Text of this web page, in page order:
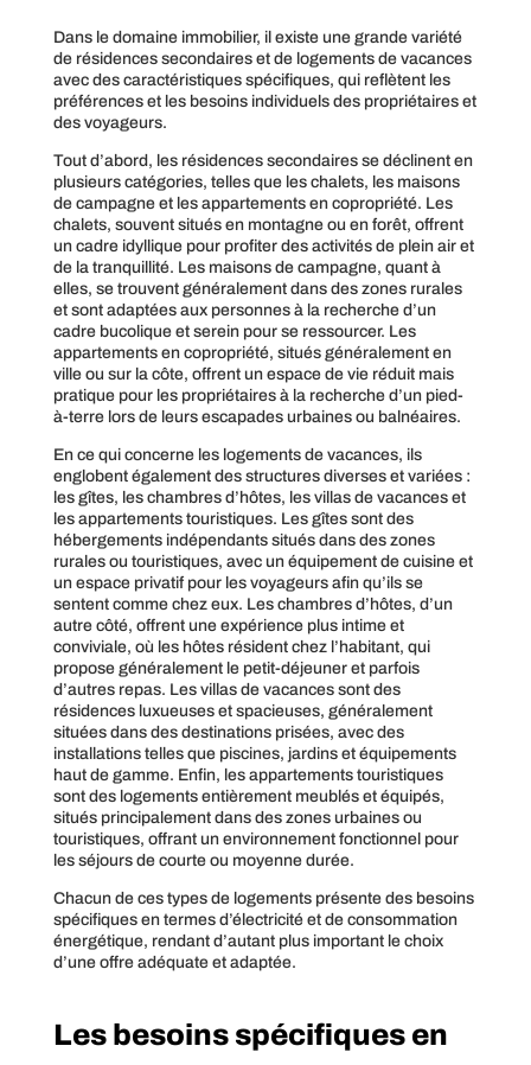
Dans le domaine immobilier, il existe une grande variété
de résidences secondaires et de logements de vacances
avec des caractéristiques spécifiques, qui reflètent les
préférences et les besoins individuels des propriétaires et
des voyageurs.
Tout d’abord, les résidences secondaires se déclinent en
plusieurs catégories, telles que les chalets, les maisons
de campagne et les appartements en copropriété. Les
chalets, souvent situés en montagne ou en forêt, offrent
un cadre idyllique pour profiter des activités de plein air et
de la tranquillité. Les maisons de campagne, quant à
elles, se trouvent généralement dans des zones rurales
et sont adaptées aux personnes à la recherche d’un
cadre bucolique et serein pour se ressourcer. Les
appartements en copropriété, situés généralement en
ville ou sur la côte, offrent un espace de vie réduit mais
pratique pour les propriétaires à la recherche d’un pied-
à-terre lors de leurs escapades urbaines ou balnéaires.
En ce qui concerne les logements de vacances, ils
englobent également des structures diverses et variées :
les gîtes, les chambres d’hôtes, les villas de vacances et
les appartements touristiques. Les gîtes sont des
hébergements indépendants situés dans des zones
rurales ou touristiques, avec un équipement de cuisine et
un espace privatif pour les voyageurs afin qu’ils se
sentent comme chez eux. Les chambres d’hôtes, d’un
autre côté, offrent une expérience plus intime et
conviviale, où les hôtes résident chez l’habitant, qui
propose généralement le petit-déjeuner et parfois
d’autres repas. Les villas de vacances sont des
résidences luxueuses et spacieuses, généralement
situées dans des destinations prisées, avec des
installations telles que piscines, jardins et équipements
haut de gamme. Enfin, les appartements touristiques
sont des logements entièrement meublés et équipés,
situés principalement dans des zones urbaines ou
touristiques, offrant un environnement fonctionnel pour
les séjours de courte ou moyenne durée.
Chacun de ces types de logements présente des besoins
spécifiques en termes d’électricité et de consommation
énergétique, rendant d’autant plus important le choix
d’une offre adéquate et adaptée.
Les besoins spécifiques en